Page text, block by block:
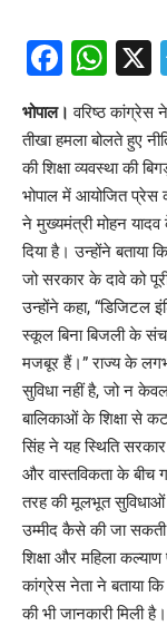
भोपाल। वरिष्ठ कांग्रेस
तीखा हमला बोलते हुए
की शिक्षा व्यवस्था की
भोपाल में आयोजित प्रेस
ने मुख्यमंत्री मोहन यादव
दिया है। उन्होंने बताया
जो सरकार के दावे को
उन्होंने कहा, “डिजिटल
स्कूल बिना बिजली के
मजबूर हैं।” राज्य के
सुविधा नहीं है, जो न
बालिकाओं के शिक्षा से
सिंह ने यह स्थिति
और वास्तविकता के बीच
तरह की मूलभूत सुविधाओं
उम्मीद कैसे की जा
शिक्षा और महिला कल्याण
कांग्रेस नेता ने बताया कि
की भी जानकारी मिली